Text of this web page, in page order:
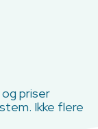
priser
Ikke flere